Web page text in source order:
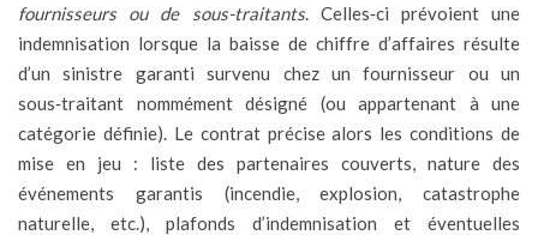
fournisseurs ou de sous-traitants. Celles‑ci prévoient une
indemnisation lorsque la baisse de chiffre d’affaires résulte
d’un sinistre garanti survenu chez un fournisseur ou un
sous‑traitant nommément désigné (ou appartenant à une
catégorie définie). Le contrat précise alors les conditions de
mise en jeu : liste des partenaires couverts, nature des
événements garantis (incendie, explosion, catastrophe
naturelle, etc.), plafonds d’indemnisation et éventuelles